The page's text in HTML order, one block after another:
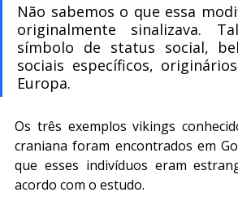
Não sabemos o que essa
originalmente sinalizava.
símbolo de status social,
sociais específicos,
Europa.
Os três exemplos vikings
craniana foram encontrados em
que esses indivíduos eram
acordo com o estudo.